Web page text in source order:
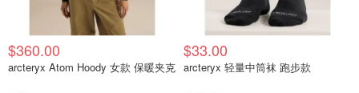
$360.00
arcteryx Atom Hoody 女款 保暖夹克
$33.00
arcteryx 轻量中筒袜 跑步款